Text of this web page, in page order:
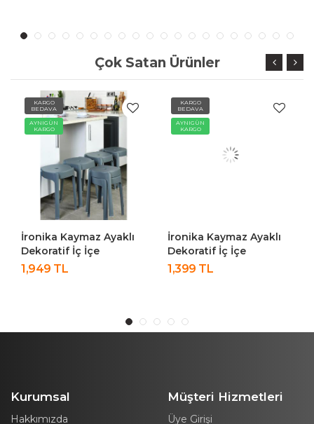
Çok Satan Ürünler
KARGO
BEDAVA
AYNIGÜN
KARGO
İronika Kaymaz Ayaklı
Dekoratif İç İçe
Geçebilen Plastik
Tabure Mutfak Bahçe
1,949 TL
KARGO
BEDAVA
AYNIGÜN
KARGO
İronika Kaymaz Ayaklı
Dekoratif İç İçe
Geçebilen Plastik
Tabure Mutfak Bahçe
1,399 TL
Kurumsal
Hakkımızda
Müşteri Hizmetleri
Üye Girişi